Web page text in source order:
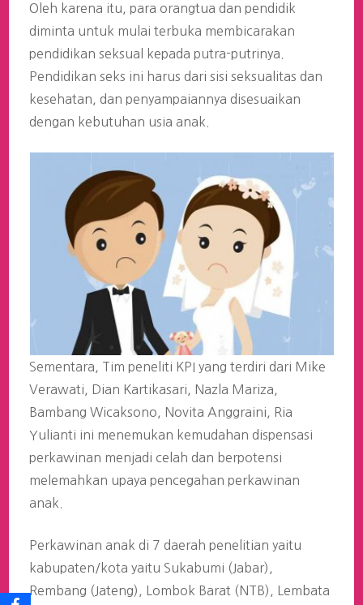
Oleh karena itu, para orangtua dan pendidik
diminta untuk mulai terbuka membicarakan
pendidikan seksual kepada putra-putrinya.
Pendidikan seks ini harus dari sisi seksualitas dan
kesehatan, dan penyampaiannya disesuaikan
dengan kebutuhan usia anak.
Sementara, Tim peneliti KPI yang terdiri dari Mike
Verawati, Dian Kartikasari, Nazla Mariza,
Bambang Wicaksono, Novita Anggraini, Ria
Yulianti ini menemukan kemudahan dispensasi
perkawinan menjadi celah dan berpotensi
melemahkan upaya pencegahan perkawinan
anak.
Perkawinan anak di 7 daerah penelitian yaitu
kabupaten/kota yaitu Sukabumi (Jabar),
Rembang (Jateng), Lombok Barat (NTB), Lembata